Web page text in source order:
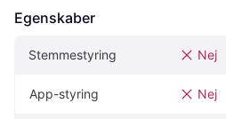
Egenskaber
Stemmestyring Nej
App-styring Nej